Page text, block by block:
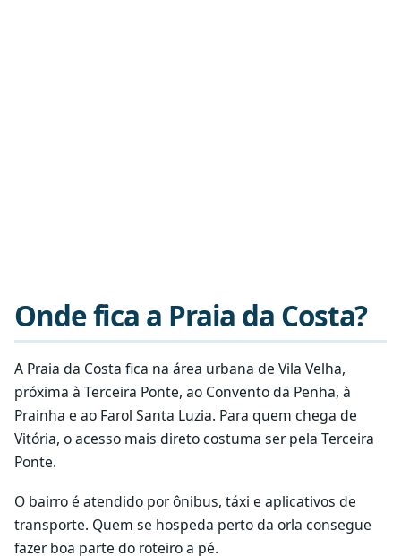
Onde fica a Praia da Costa?
A Praia da Costa fica na área urbana de Vila Velha,
próxima à Terceira Ponte, ao Convento da Penha, à
Prainha e ao Farol Santa Luzia. Para quem chega de
Vitória, o acesso mais direto costuma ser pela Terceira
Ponte.
O bairro é atendido por ônibus, táxi e aplicativos de
transporte. Quem se hospeda perto da orla consegue
fazer boa parte do roteiro a pé.